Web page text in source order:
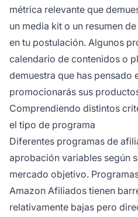
métrica relevante que
un media kit o un resumen
en tu postulación. Algunos
calendario de contenidos o
demuestra que has pensado
promocionarás sus
Comprendiendo distintos
el tipo de programa
Diferentes programas de
aprobación variables según
mercado objetivo.
Amazon Afiliados tienen
relativamente bajas pero